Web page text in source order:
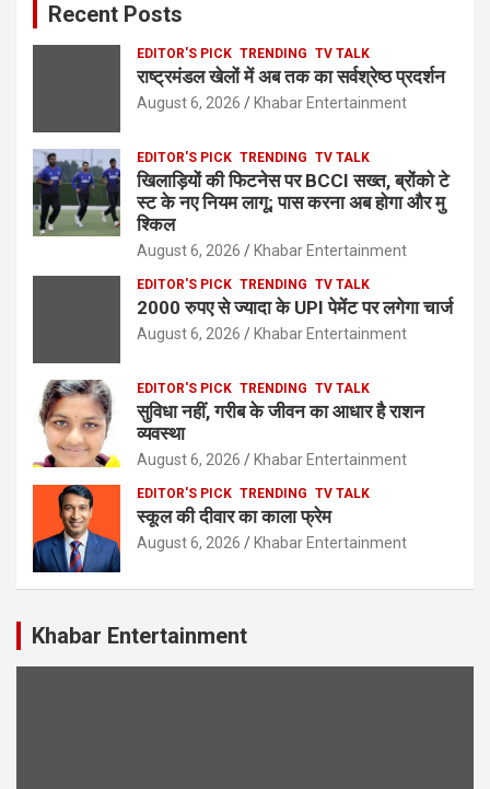
Recent Posts
EDITOR'S PICK TRENDING TV TALK
राष्ट्रमंडल खेलों में अब तक का सर्वश्रेष्ठ प्रदर्शन
August 6, 2026 Khabar Entertainment
EDITOR'S PICK TRENDING TV TALK
खिलाड़ियों की फिटनेस पर BCCI सख्त, ब्रोंको टे
स्ट के नए नियम लागू; पास करना अब होगा और मु
श्किल
August 6, 2026 Khabar Entertainment
EDITOR'S PICK TRENDING TV TALK
2000 रुपए से ज्यादा के UPI पेमेंट पर लगेगा चार्ज
August 6, 2026 Khabar Entertainment
EDITOR'S PICK TRENDING TV TALK
सुविधा नहीं, गरीब के जीवन का आधार है राशन
व्यवस्था
August 6, 2026 Khabar Entertainment
EDITOR'S PICK TRENDING TV TALK
स्कूल की दीवार का काला फ्रेम
August 6, 2026 Khabar Entertainment
Khabar Entertainment